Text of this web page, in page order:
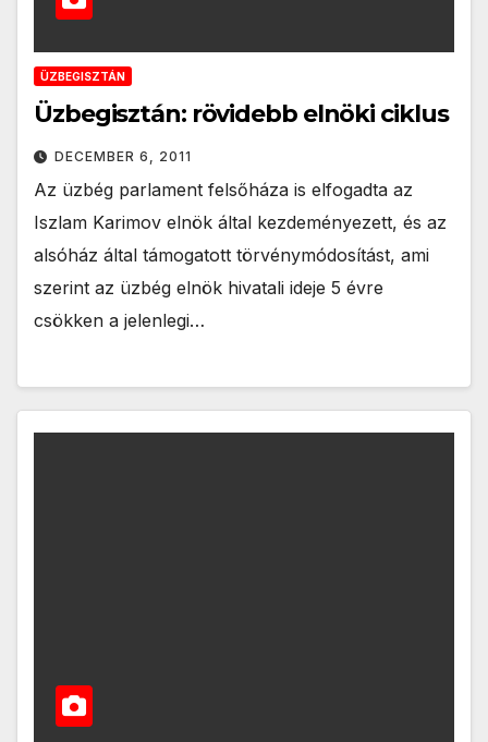
ÜZBEGISZTÁN
Üzbegisztán: rövidebb elnöki ciklus
DECEMBER 6, 2011
Az üzbég parlament felsőháza is elfogadta az
Iszlam Karimov elnök által kezdeményezett, és az
alsóház által támogatott törvénymódosítást, ami
szerint az üzbég elnök hivatali ideje 5 évre
csökken a jelenlegi…